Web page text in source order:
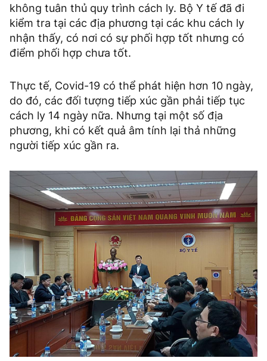
không tuân thủ quy trình cách ly. Bộ Y tế đã đi
kiểm tra tại các địa phương tại các khu cách ly
nhận thấy, có nơi có sự phối hợp tốt nhưng có
điểm phối hợp chưa tốt.
Thực tế, Covid-19 có thể phát hiện hơn 10 ngày,
do đó, các đối tượng tiếp xúc gần phải tiếp tục
cách ly 14 ngày nữa. Nhưng tại một số địa
phương, khi có kết quả âm tính lại thả những
người tiếp xúc gần ra.